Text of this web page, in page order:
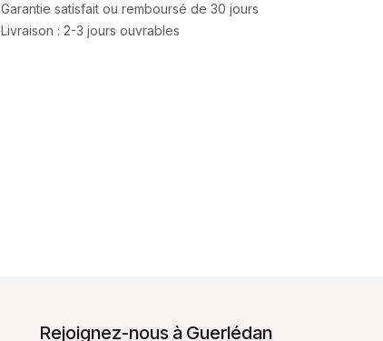
Garantie satisfait ou remboursé de 30 jours
Livraison : 2-3 jours ouvrables
Rejoignez-nous à Guerlédan